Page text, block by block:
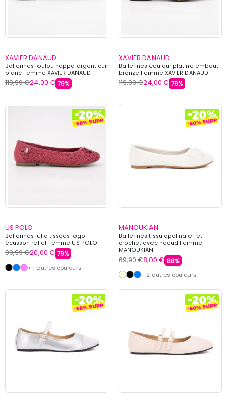
XAVIER DANAUD
Ballerines loulou nappa argent cuir
blanc Femme XAVIER DANAUD
119,99 €24,00 € 79%
XAVIER DANAUD
Ballerines couleur platine embout
bronze Femme XAVIER DANAUD
119,99 €24,00 € 79%
US POLO
Ballerines julia tissées logo
écusson relief Femme US POLO
99,99 €20,00 € 79%
+ 1 autres couleurs
MANOUKIAN
Ballerines tissu apolina effet
crochet avec noeud Femme
MANOUKIAN
69,90 €8,00 € 88%
+ 2 autres couleurs